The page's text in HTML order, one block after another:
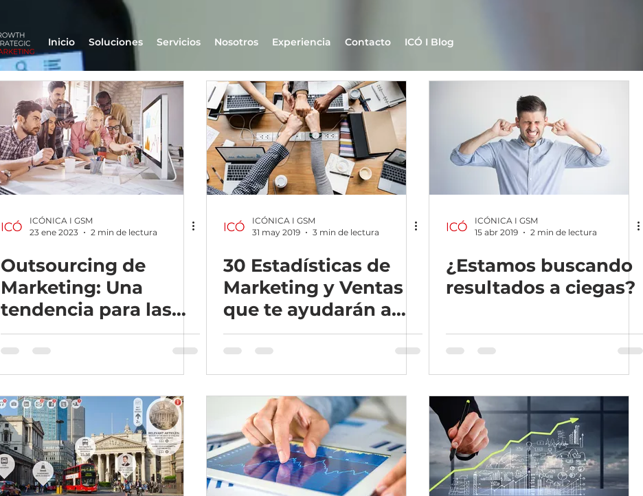
Inicio Soluciones Servicios Nosotros Experiencia Contacto ICÓ I Blog
ICÓNICA I GSM
23 ene 2023
2 min de lectura
Outsourcing de
Marketing: Una
tendencia para las
PYME en 2023
ICÓNICA I GSM
31 may 2019
3 min de lectura
30 Estadísticas de
Marketing y Ventas
que te ayudarán a
generar más clientes
ICÓNICA I GSM
15 abr 2019
2 min de lectura
¿Estamos buscando
resultados a ciegas?